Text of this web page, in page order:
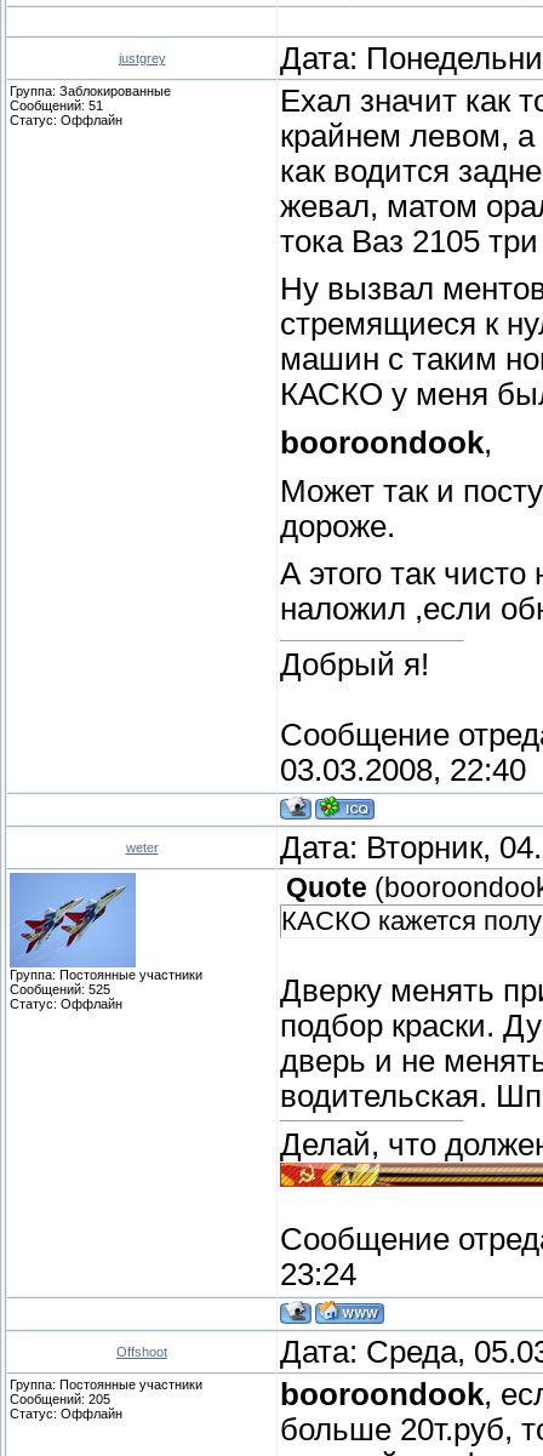
justgrey Дата:
Группа: Заблокированные
Сообщений: 51
Статус: Оффлайн
Ехал значит как
крайнем левом, а
как водится
жевал, матом
тока Ваз 2105
Ну вызвал
стремящиеся к
машин с таким
КАСКО у меня
booroondook,
Может так и
дороже.
А этого так
наложил ,если
Добрый я!
Сообщение
03.03.2008, 22:40
weter Дата: Вторник,
Группа: Постоянные участники
Сообщений: 525
Статус: Оффлайн
Quote (
КАСКО кажется
Дверку менять
подбор краски.
дверь и не
водительская.
Делай, что
Сообщение
23:24
Offshoot Дата: Среда,
Группа: Постоянные участники
Сообщений: 205
Статус: Оффлайн
booroondook,
больше 20т.руб,